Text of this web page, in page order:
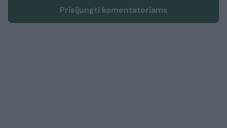
Prisijungti komentatoriams